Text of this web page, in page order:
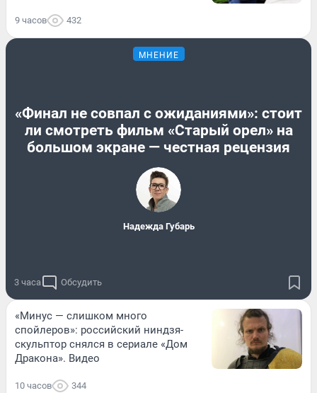
9 часов 432
МНЕНИЕ
«Финал не совпал с ожиданиями»: стоит
ли смотреть фильм «Старый орел» на
большом экране — честная рецензия
Надежда Губарь
3 часа Обсудить
«Минус — слишком много
спойлеров»: российский ниндзя-
скульптор снялся в сериале «Дом
Дракона». Видео
10 часов 344